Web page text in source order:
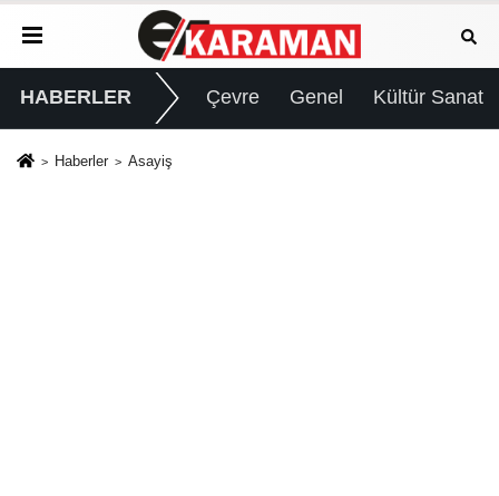
HABERLER Çevre Genel Kültür Sanat
Haberler Asayiş